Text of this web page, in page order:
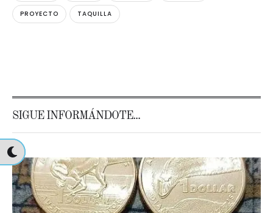
PROYECTO TAQUILLA
SIGUE INFORMÁNDOTE...